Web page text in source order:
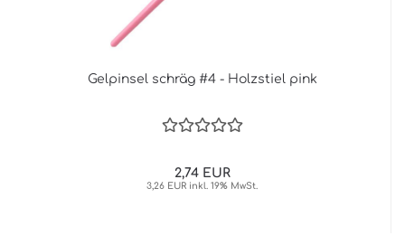
Gelpinsel schräg #4 - Holzstiel pink
2,74 EUR
3,26 EUR inkl. 19% MwSt.